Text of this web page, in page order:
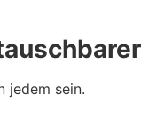
jedem sein.